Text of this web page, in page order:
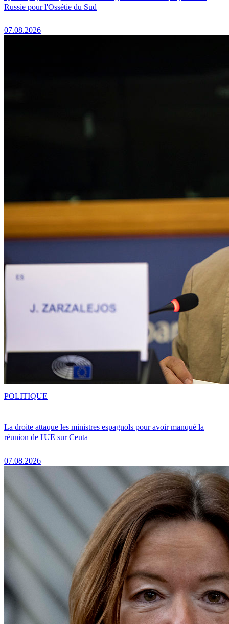
Russie pour l'Ossétie du Sud
07.08.2026
La droite attaque les ministres espagnols pour avoir manqué la
réunion de l'UE sur Ceuta
07.08.2026
POLITIQUE